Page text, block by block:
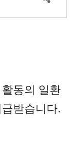
동의 일환
받습니다.